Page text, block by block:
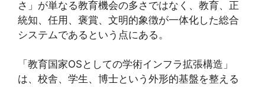
さ」が単なる教育機会の多さではなく、教育、正
統知、任用、褒賞、文明的象徴が一体化した総合
システムであるという点にある。
「教育国家OSとしての学術インフラ拡張構造」
は、校舎、学生、博士という外形的基盤を整える